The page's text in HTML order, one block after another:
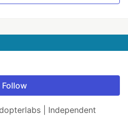
Follow
| Independent